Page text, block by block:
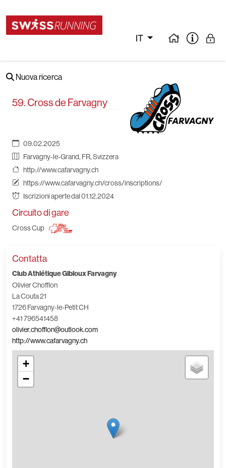
IT
Nuova ricerca
59. Cross de Farvagny
09.02.2025
Farvagny-le-Grand, FR, Svizzera
http://www.cafarvagny.ch
https://www.cafarvagny.ch/cross/inscriptions/
Iscrizioni aperte dal 01.12.2024
Circuito di gare
Cross Cup
Contatta
Club Athlétique Gibloux Farvagny
Olivier Chofflon
La Couta 21
1726 Farvagny-le-Petit CH
+41 796541458
olivier.chofflon@outlook.com
http://www.cafarvagny.ch
+
−